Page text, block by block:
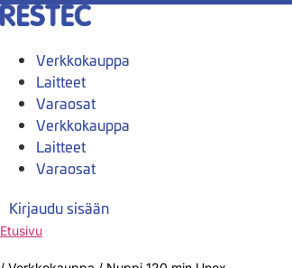
Verkkokauppa
Laitteet
Varaosat
Verkkokauppa
Laitteet
Varaosat
Kirjaudu sisään
Etusivu